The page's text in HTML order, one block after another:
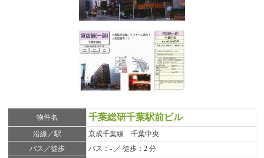
物件名 千葉総研千葉駅前ビル
沿線／駅
京成千葉線 千葉中央
バス／徒歩
バス：- ／ 徒歩：2 分